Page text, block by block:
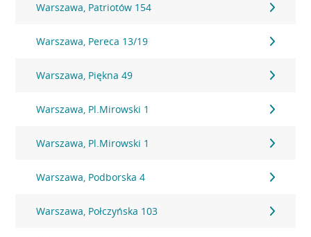
Warszawa, Patriotów 154
Warszawa, Pereca 13/19
Warszawa, Piękna 49
Warszawa, Pl.Mirowski 1
Warszawa, Pl.Mirowski 1
Warszawa, Podborska 4
Warszawa, Połczyńska 103